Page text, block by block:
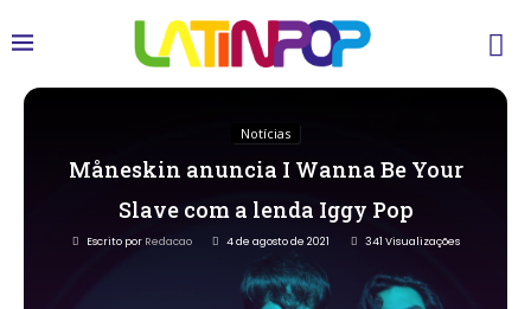
Notícias
Måneskin anuncia I Wanna Be Your
Slave com a lenda Iggy Pop
Escrito por Redacao 4 de agosto de 2021 341 Visualizações